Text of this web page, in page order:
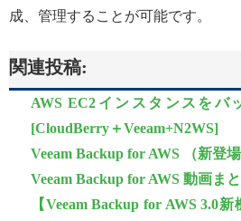
成、管理することが可能です。
関連投稿:
AWS EC2インスタンスを
[CloudBerry＋Veeam+N2WS]
Veeam Backup for AWS （新登場
Veeam Backup for AWS 動画ま
【Veeam Backup for AWS 3.0